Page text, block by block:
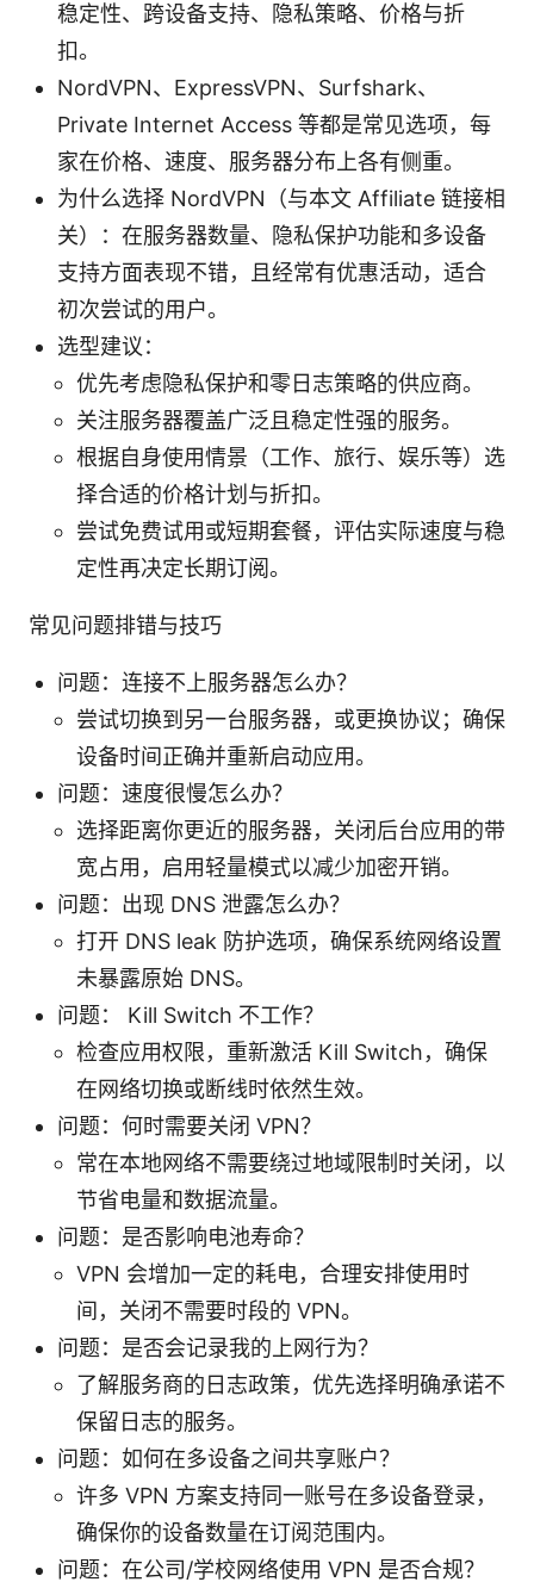
稳定性、跨设备支持、隐私策略、价格与折
扣。
NordVPN、ExpressVPN、Surfshark、
Private Internet Access 等都是常见选项，每
家在价格、速度、服务器分布上各有侧重。
为什么选择 NordVPN（与本文 Affiliate 链接相
关）：在服务器数量、隐私保护功能和多设备
支持方面表现不错，且经常有优惠活动，适合
初次尝试的用户。
选型建议：
优先考虑隐私保护和零日志策略的供应商。
关注服务器覆盖广泛且稳定性强的服务。
根据自身使用情景（工作、旅行、娱乐等）选
择合适的价格计划与折扣。
尝试免费试用或短期套餐，评估实际速度与稳
定性再决定长期订阅。
常见问题排错与技巧
问题：连接不上服务器怎么办？
尝试切换到另一台服务器，或更换协议；确保
设备时间正确并重新启动应用。
问题：速度很慢怎么办？
选择距离你更近的服务器，关闭后台应用的带
宽占用，启用轻量模式以减少加密开销。
问题：出现 DNS 泄露怎么办？
打开 DNS leak 防护选项，确保系统网络设置
未暴露原始 DNS。
问题： Kill Switch 不工作？
检查应用权限，重新激活 Kill Switch，确保
在网络切换或断线时依然生效。
问题：何时需要关闭 VPN？
常在本地网络不需要绕过地域限制时关闭，以
节省电量和数据流量。
问题：是否影响电池寿命？
VPN 会增加一定的耗电，合理安排使用时
间，关闭不需要时段的 VPN。
问题：是否会记录我的上网行为？
了解服务商的日志政策，优先选择明确承诺不
保留日志的服务。
问题：如何在多设备之间共享账户？
许多 VPN 方案支持同一账号在多设备登录，
确保你的设备数量在订阅范围内。
问题：在公司/学校网络使用 VPN 是否合规？